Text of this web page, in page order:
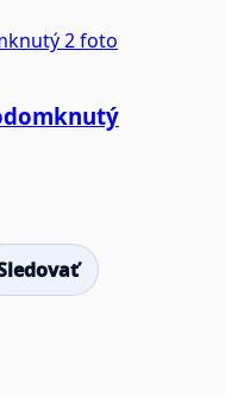
2 foto